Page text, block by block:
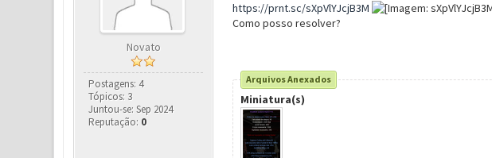
Novato
Postagens: 4
Tópicos: 3
Juntou-se: Sep 2024
Reputação: 0
https://prnt.sc/sXpVlYJcjB3M
Como posso resolver?
Arquivos Anexados
Miniatura(s)